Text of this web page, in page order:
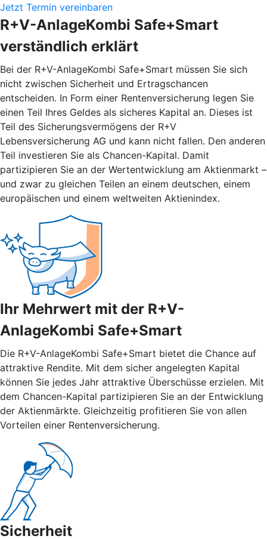
Jetzt Termin vereinbaren
R+V-AnlageKombi Safe+Smart
verständlich erklärt
Bei der R+V-AnlageKombi Safe+Smart müssen Sie sich
nicht zwischen Sicherheit und Ertragschancen
entscheiden. In Form einer Rentenversicherung legen Sie
einen Teil Ihres Geldes als sicheres Kapital an. Dieses ist
Teil des Sicherungsvermögens der R+V
Lebensversicherung AG und kann nicht fallen. Den anderen
Teil investieren Sie als Chancen-Kapital. Damit
partizipieren Sie an der Wertentwicklung am Aktienmarkt –
und zwar zu gleichen Teilen an einem deutschen, einem
europäischen und einem weltweiten Aktienindex.
Ihr Mehrwert mit der R+V-
AnlageKombi Safe+Smart
Die R+V-AnlageKombi Safe+Smart bietet die Chance auf
attraktive Rendite. Mit dem sicher angelegten Kapital
können Sie jedes Jahr attraktive Überschüsse erzielen. Mit
dem Chancen-Kapital partizipieren Sie an der Entwicklung
der Aktienmärkte. Gleichzeitig profitieren Sie von allen
Vorteilen einer Rentenversicherung.
Sicherheit